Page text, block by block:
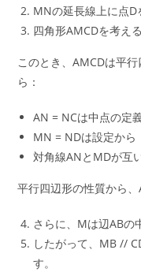
MNの延長線上に点D
四角形AMCDを考える
このとき、AMCDは平
ら：
AN = NCは中点の定
MN = NDは設定から
対角線ANとMDが互
平行四辺形の性質から、
さらに、Mは辺ABの
したがって、MB //
す。